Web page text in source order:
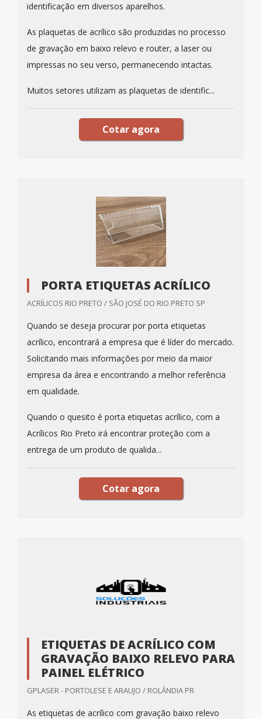
identificação em diversos aparelhos.
As plaquetas de acrílico são produzidas no processo
de gravação em baixo relevo e router, a laser ou
impressas no seu verso, permanecendo intactas.
Muitos setores utilizam as plaquetas de identific...
Cotar agora
PORTA ETIQUETAS ACRÍLICO
ACRÍLICOS RIO PRETO / SÃO JOSÉ DO RIO PRETO SP
Quando se deseja procurar por porta etiquetas
acrílico, encontrará a empresa que é líder do mercado.
Solicitando mais informações por meio da maior
empresa da área e encontrando a melhor referência
em qualidade.
Quando o quesito é porta etiquetas acrílico, com a
Acrílicos Rio Preto irá encontrar proteção com a
entrega de um produto de qualida...
Cotar agora
ETIQUETAS DE ACRÍLICO COM
GRAVAÇÃO BAIXO RELEVO PARA
PAINEL ELÉTRICO
GPLASER - PORTOLESE E ARAUJO / ROLÂNDIA PR
As etiquetas de acrílico com gravação baixo relevo